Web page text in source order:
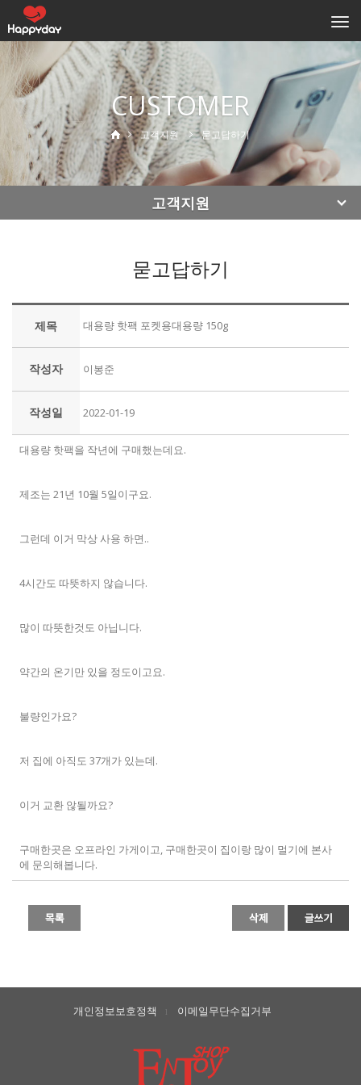
CUSTOMER
고객지원 묻고답하기
고객지원
묻고답하기
제목 대용량 핫팩 포켓용대용량 150g
작성자 이봉준
작성일 2022-01-19
대용량 핫팩을 작년에 구매했는데요.
제조는 21년 10월 5일이구요.
그런데 이거 막상 사용 하면..
4시간도 따뜻하지 않습니다.
많이 따뜻한것도 아닙니다.
약간의 온기만 있을 정도이고요.
불량인가요?
저 집에 아직도 37개가 있는데.
이거 교환 않될까요?
구매한곳은 오프라인 가게이고, 구매한곳이 집이랑 많이 멀기에 본사
에 문의해봅니다.
개인정보보호정책 l 이메일무단수집거부